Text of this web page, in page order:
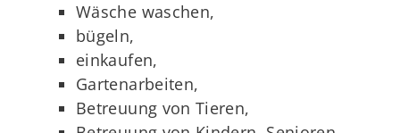
Wäsche waschen,
bügeln,
einkaufen,
Gartenarbeiten,
Betreuung von Tieren,